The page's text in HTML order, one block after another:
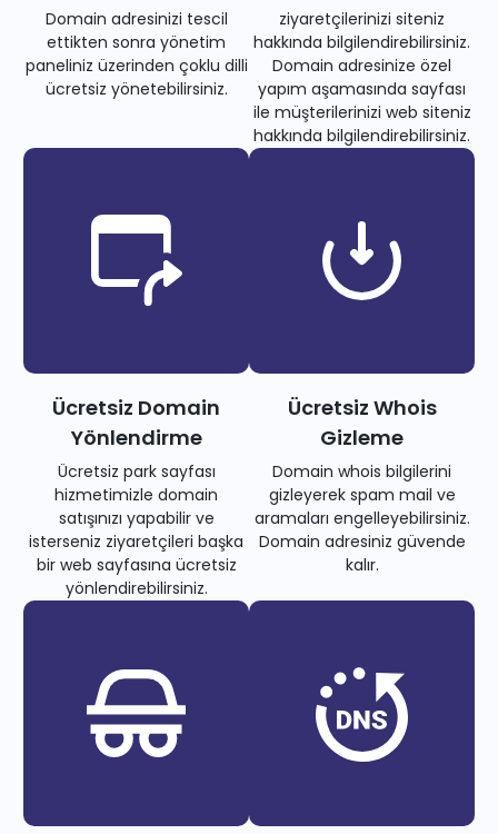
Domain adresinizi tescil
ettikten sonra yönetim
paneliniz üzerinden çoklu dilli
ücretsiz yönetebilirsiniz.
ziyaretçilerinizi siteniz
hakkında bilgilendirebilirsiniz.
Domain adresinize özel
yapım aşamasında sayfası
ile müşterilerinizi web siteniz
hakkında bilgilendirebilirsiniz.
Ücretsiz Domain
Yönlendirme
Ücretsiz park sayfası
hizmetimizle domain
satışınızı yapabilir ve
isterseniz ziyaretçileri başka
bir web sayfasına ücretsiz
yönlendirebilirsiniz.
Ücretsiz Whois
Gizleme
Domain whois bilgilerini
gizleyerek spam mail ve
aramaları engelleyebilirsiniz.
Domain adresiniz güvende
kalır.